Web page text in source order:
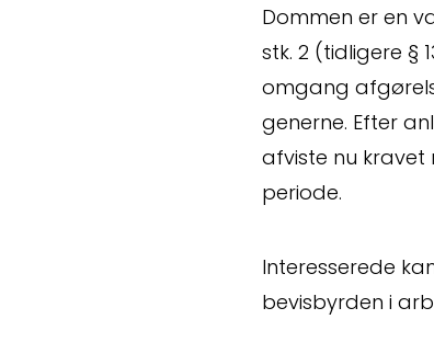
Dommen er en
stk. 2 (tidligere §
omgang
generne. Efter
afviste nu kravet
periode.
Interesserede
bevisbyrden i